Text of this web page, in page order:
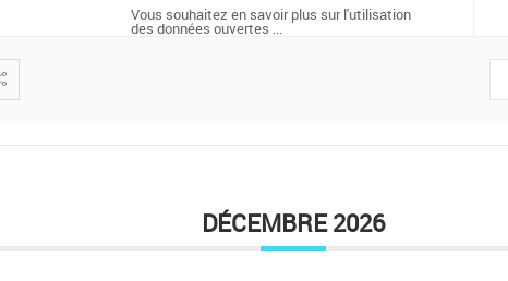
Vous souhaitez en savoir plus sur l'utilisation
des données ouvertes ...
DÉCEMBRE 2026